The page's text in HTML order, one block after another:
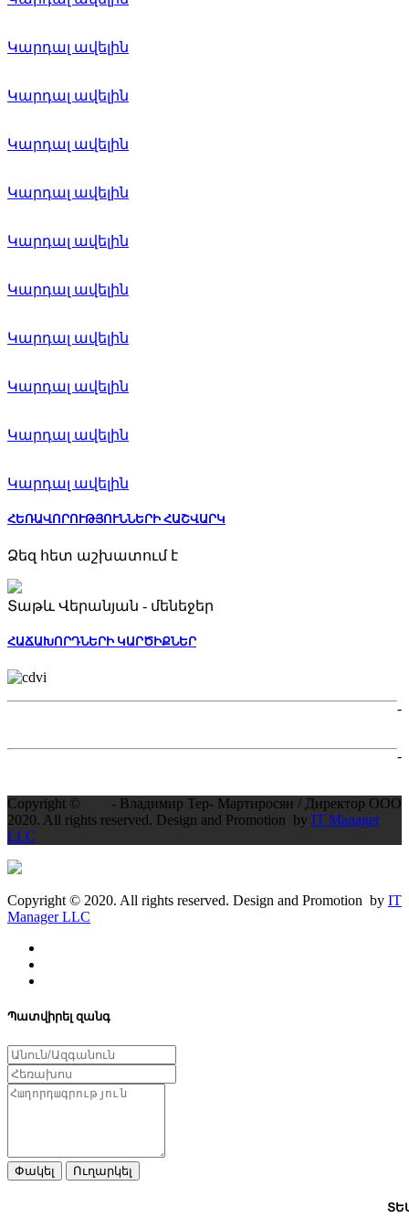
Կարդալ ավելին
Կարդալ ավելին
Կարդալ ավելին
Կարդալ ավելին
Կարդալ ավելին
Կարդալ ավելին
Կարդալ ավելին
Կարդալ ավելին
Կարդալ ավելին
Կարդալ ավելին
ՀԵՌԱՎՈՐՈՒԹՅՈՒՆՆԵՐԻ ՀԱՇՎԱՐԿ
Ձեզ հետ աշխատում է
Տաթև Վերանյան - մենեջեր
ՀԱՃԱԽՈՐԴՆԵՐԻ ԿԱՐԾԻՔՆԵՐ
-
-
- Владимир Тер- Мартиросян / Директор ООО
Copyright ©
2020. All rights reserved. Design and Promotion by IT Manager
LLC
Copyright © 2020. All rights reserved. Design and Promotion by IT
Manager LLC
Պատվիրել զանգ
Փակել Ուղարկել